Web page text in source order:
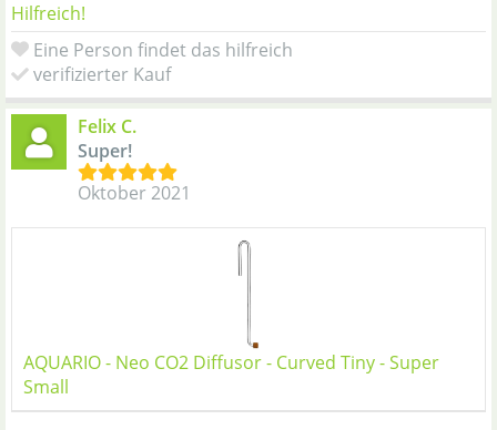
Hilfreich!
Eine Person findet das hilfreich
verifizierter Kauf
Felix C.
Super!
Oktober 2021
AQUARIO - Neo CO2 Diffusor - Curved Tiny - Super
Small